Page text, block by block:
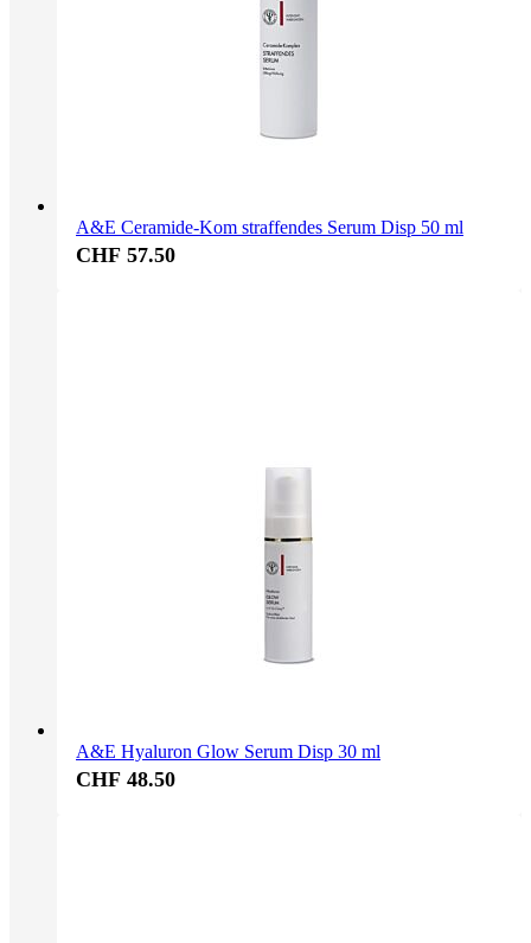
A&E Ceramide-Kom straffendes Serum Disp 50 ml
CHF 57.50
A&E Hyaluron Glow Serum Disp 30 ml
CHF 48.50